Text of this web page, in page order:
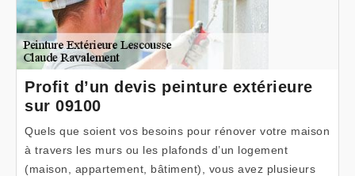
Profit d’un devis peinture extérieure
sur 09100
Quels que soient vos besoins pour rénover votre maison
à travers les murs ou les plafonds d’un logement
(maison, appartement, bâtiment), vous avez plusieurs